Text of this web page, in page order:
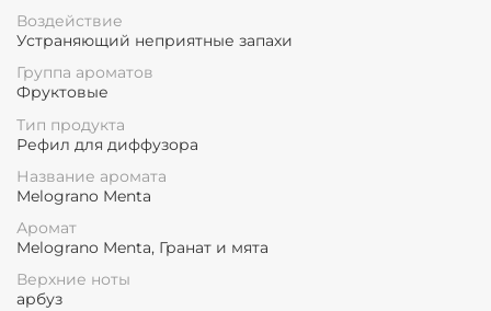
Воздействие
Устраняющий неприятные запахи
Группа ароматов
Фруктовые
Тип продукта
Рефил для диффузора
Название аромата
Melograno Menta
Аромат
Melograno Menta, Гранат и мята
Верхние ноты
арбуз